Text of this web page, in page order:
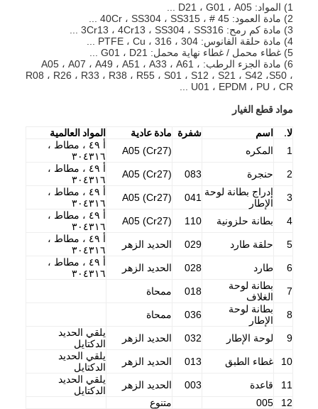
1) المواد: D21 ، G01 ، A05 ...
2) مادة العمود: 45 # ، 40Cr ، SS304 ، SS315 ...
3) مادة كم رمح: 3Cr13 ، 4Cr13 ، SS304 ، SS316 ...
4) مادة حلقة الفانوس: 304 ، 316 ، PTFE ، Cu ...
5) غطاء محمل / غطاء نهاية محمل: G01 ، D21 ...
6) مادة الجزء الرطب: A05 ، A07 ، A49 ، A51 ، A33 ، A61 ،
R08 ، R26 ، R33 ، R38 ، R55 ، S01 ، S12 ، S21 ، S42 ،S50 ،
U01 ، EPDM ، PU ، CR ...
مواد قطع الغيار
لا. اسم شفرة مادة عادية
المواد العالمية
1
المكره A05 (Cr27)
أ ٤٩ ، مطاط ،
٣٠٤٣١٦
2
حنجرة 083
A05 (Cr27)
أ ٤٩ ، مطاط ،
٣٠٤٣١٦
3
إدراج بطانة لوحة
الإطار
041
A05 (Cr27)
أ ٤٩ ، مطاط ،
٣٠٤٣١٦
4
بطانة حلزونية 110
A05 (Cr27)
أ ٤٩ ، مطاط ،
٣٠٤٣١٦
5
حلقة طارد 029 الحديد الزهر
أ ٤٩ ، مطاط ،
٣٠٤٣١٦
6
طارد 028 الحديد الزهر
أ ٤٩ ، مطاط ،
٣٠٤٣١٦
7
بطانة لوحة
الغلاف
018 ممحاة
8
بطانة لوحة
الإطار
036 ممحاة
9 لوحة الإطار 032 الحديد الزهر
يلقي الحديد
الدكتايل
10
غطاء الطبق 013 الحديد الزهر
يلقي الحديد
الدكتايل
11
قاعدة 003 الحديد الزهر
يلقي الحديد
الدكتايل
12
005 متنوع